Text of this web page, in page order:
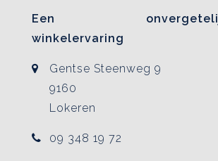
Een
winkelervaring
Gentse Steenweg 9
9160
Lokeren
09 348 19 72